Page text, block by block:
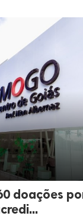
doações